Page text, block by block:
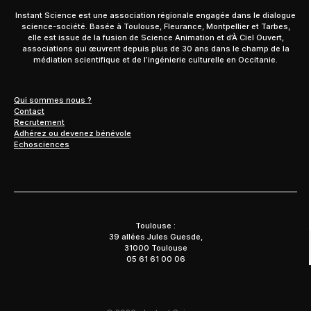
Qui sommes nous ?
Contact
Recrutement
Adhérez ou devenez bénévole
Echosciences
Instant Science est une association régionale engagée dans le dialogue
science-société. Basée à Toulouse, Fleurance, Montpellier et Tarbes,
elle est issue de la fusion de Science Animation et d’À Ciel Ouvert,
associations qui œuvrent depuis plus de 30 ans dans le champ de la
médiation scientifique et de l’ingénierie culturelle en Occitanie.
Toulouse :
39 allées Jules Guesde,
31000 Toulouse
05 61 61 00 06